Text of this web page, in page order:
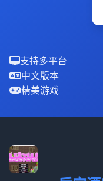
支持多平台
中文版本
精美游戏